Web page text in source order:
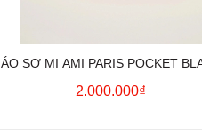
ÁO SƠ MI AMI PARIS POCKET
HEART LONG SLEEVE (BLUE)
2.000.000₫